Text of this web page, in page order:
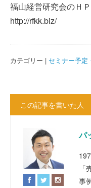
福山経営研究会のＨ
http://rfkk.biz/
カテゴリー | セミナー予定
この記事を書いた人
パ
事